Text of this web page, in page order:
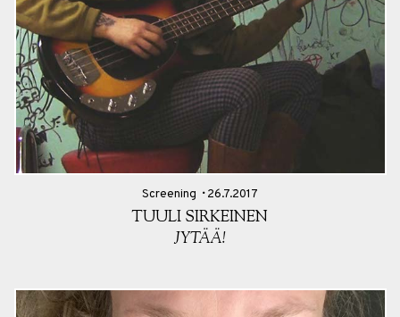
Screening 26.7.2017
TUULI SIRKEINEN
JYTÄÄ!